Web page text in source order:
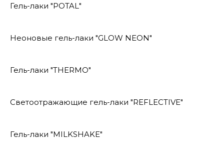
Гель-лаки "POTAL"
Неоновые гель-лаки "GLOW NEON"
Гель-лаки "THERMO"
Светоотражающие гель-лаки "REFLECTIVE"
Гель-лаки "MILKSHAKE"